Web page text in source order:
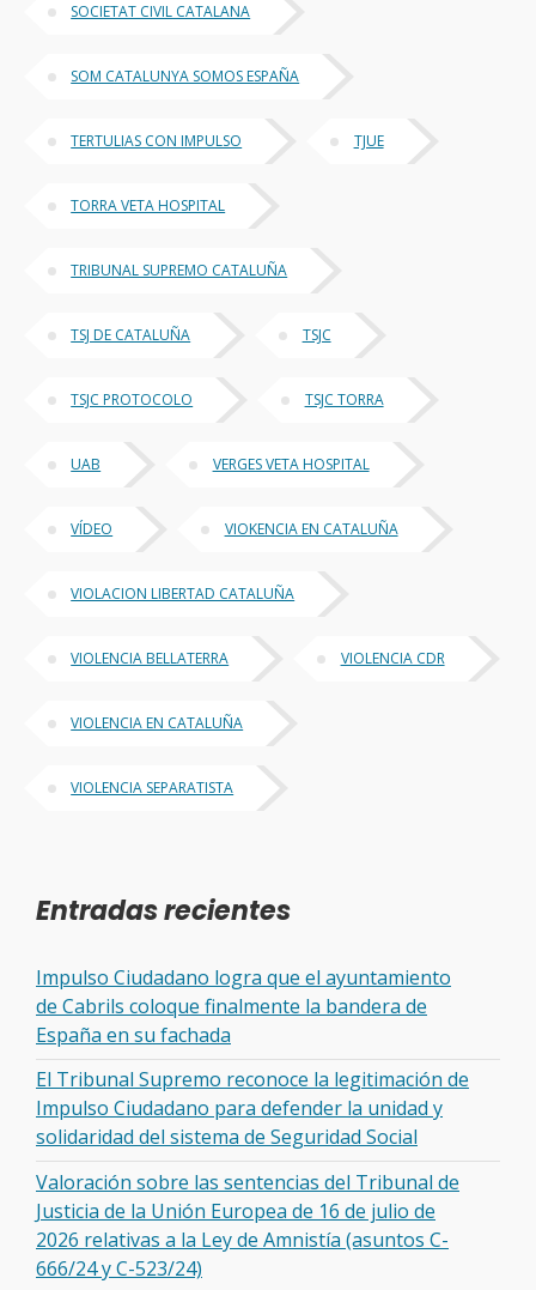
SOCIETAT CIVIL CATALANA
SOM CATALUNYA SOMOS ESPAÑA
TERTULIAS CON IMPULSO TJUE
TORRA VETA HOSPITAL
TRIBUNAL SUPREMO CATALUÑA
TSJ DE CATALUÑA TSJC
TSJC PROTOCOLO TSJC TORRA
UAB VERGES VETA HOSPITAL
VÍDEO VIOKENCIA EN CATALUÑA
VIOLACION LIBERTAD CATALUÑA
VIOLENCIA BELLATERRA VIOLENCIA CDR
VIOLENCIA EN CATALUÑA
VIOLENCIA SEPARATISTA
Entradas recientes
Impulso Ciudadano logra que el ayuntamiento
de Cabrils coloque finalmente la bandera de
España en su fachada
El Tribunal Supremo reconoce la legitimación de
Impulso Ciudadano para defender la unidad y
solidaridad del sistema de Seguridad Social
Valoración sobre las sentencias del Tribunal de
Justicia de la Unión Europea de 16 de julio de
2026 relativas a la Ley de Amnistía (asuntos C-
666/24 y C-523/24)